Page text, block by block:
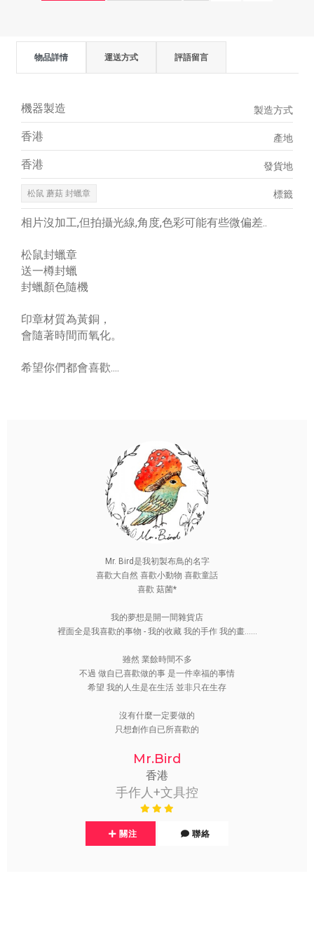
物品詳情 運送方式 評語留言
製造方式
機器製造
產地
香港
發貨地
香港
標籤
松鼠 蘑菇 封蠟章
相片沒加工,但拍攝光線,角度,色彩可能有些微偏差..
松鼠封蠟章
送一樽封蠟
封蠟顏色隨機
印章材質為黃銅，
會隨著時間而氧化。
希望你們都會喜歡....
Mr. Bird是我初製布鳥的名字
喜歡大自然 喜歡小動物 喜歡童話
喜歡 菇菌*
我的夢想是開一間雜貨店
裡面全是我喜歡的事物 - 我的收藏 我的手作 我的畫......
雖然 業餘時間不多
不過 做自已喜歡做的事 是一件幸福的事情
希望 我的人生是在生活 並非只在生存
沒有什麼一定要做的
只想創作自已所喜歡的
Mr.Bird
香港
手作人+文具控
關注 聯絡